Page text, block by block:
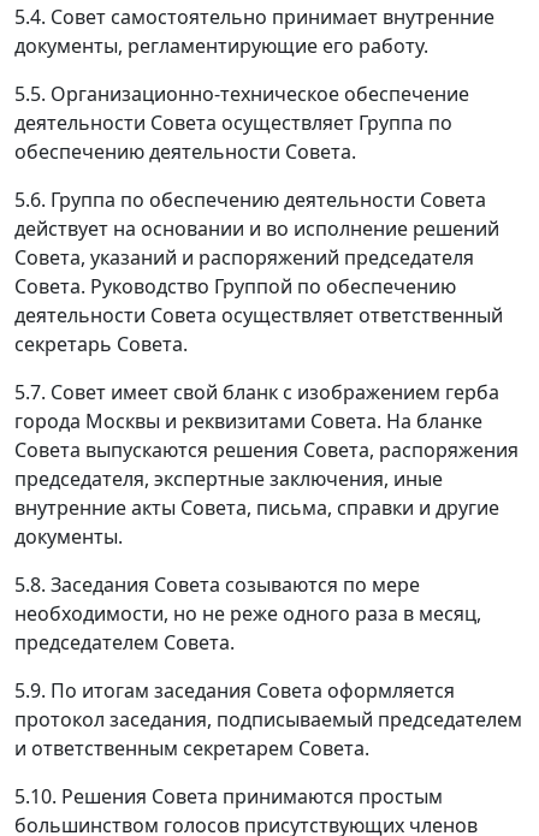
5.4. Совет самостоятельно принимает внутренние
документы, регламентирующие его работу.
5.5. Организационно-техническое обеспечение
деятельности Совета осуществляет Группа по
обеспечению деятельности Совета.
5.6. Группа по обеспечению деятельности Совета
действует на основании и во исполнение решений
Совета, указаний и распоряжений председателя
Совета. Руководство Группой по обеспечению
деятельности Совета осуществляет ответственный
секретарь Совета.
5.7. Совет имеет свой бланк с изображением герба
города Москвы и реквизитами Совета. На бланке
Совета выпускаются решения Совета, распоряжения
председателя, экспертные заключения, иные
внутренние акты Совета, письма, справки и другие
документы.
5.8. Заседания Совета созываются по мере
необходимости, но не реже одного раза в месяц,
председателем Совета.
5.9. По итогам заседания Совета оформляется
протокол заседания, подписываемый председателем
и ответственным секретарем Совета.
5.10. Решения Совета принимаются простым
большинством голосов присутствующих членов